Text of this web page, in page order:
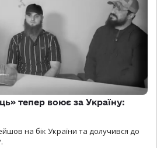
тепер воює за Україну:
на бік України та долучився до